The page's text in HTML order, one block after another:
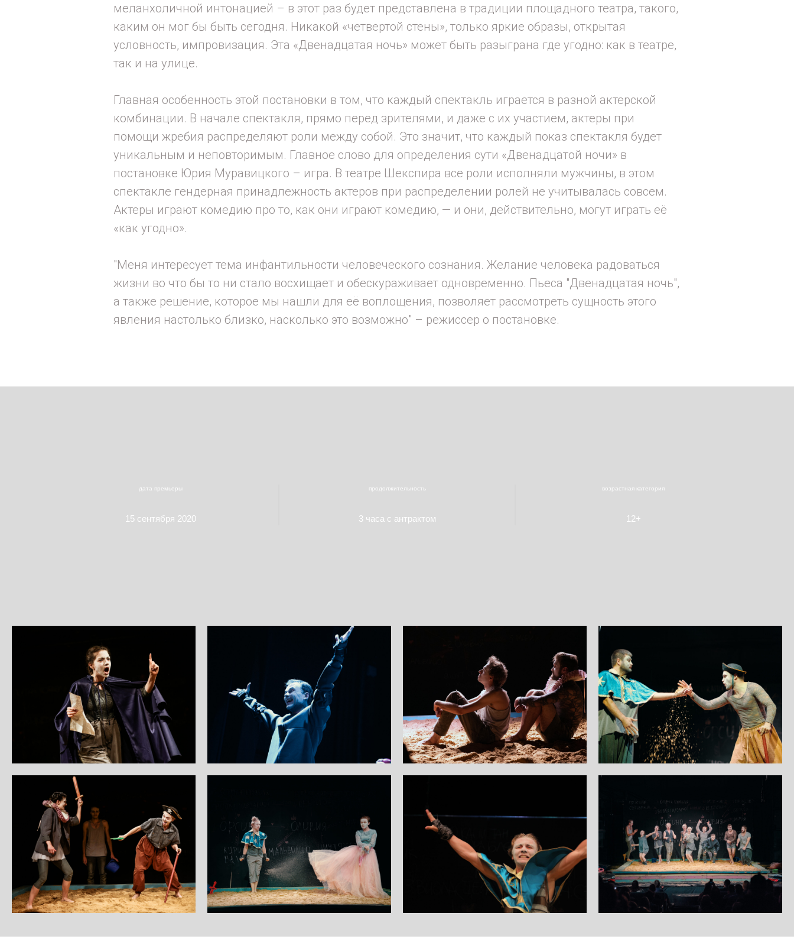
меланхоличной интонацией – в этот раз будет представлена в традиции площадного театра, такого,
каким он мог бы быть сегодня. Никакой «четвертой стены», только яркие образы, открытая
условность, импровизация. Эта «Двенадцатая ночь» может быть разыграна где угодно: как в театре,
так и на улице.
Главная особенность этой постановки в том, что каждый спектакль играется в разной актерской
комбинации. В начале спектакля, прямо перед зрителями, и даже с их участием, актеры при
помощи жребия распределяют роли между собой. Это значит, что каждый показ спектакля будет
уникальным и неповторимым. Главное слово для определения сути «Двенадцатой ночи» в
постановке Юрия Муравицкого – игра. В театре Шекспира все роли исполняли мужчины, в этом
спектакле гендерная принадлежность актеров при распределении ролей не учитывалась совсем.
Актеры играют комедию про то, как они играют комедию, — и они, действительно, могут играть её
«как угодно».
"Меня интересует тема инфантильности человеческого сознания. Желание человека радоваться
жизни во что бы то ни стало восхищает и обескураживает одновременно. Пьеса "Двенадцатая ночь",
а также решение, которое мы нашли для её воплощения, позволяет рассмотреть сущность этого
явления настолько близко, насколько это возможно" – режиссер о постановке.
дата премьеры
15 сентября 2020
продолжительность
3 часа с антрактом
возрастная категория
12+